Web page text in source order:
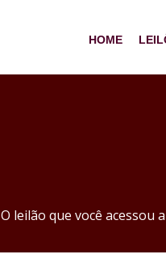
HOME
O leilão que você acessou